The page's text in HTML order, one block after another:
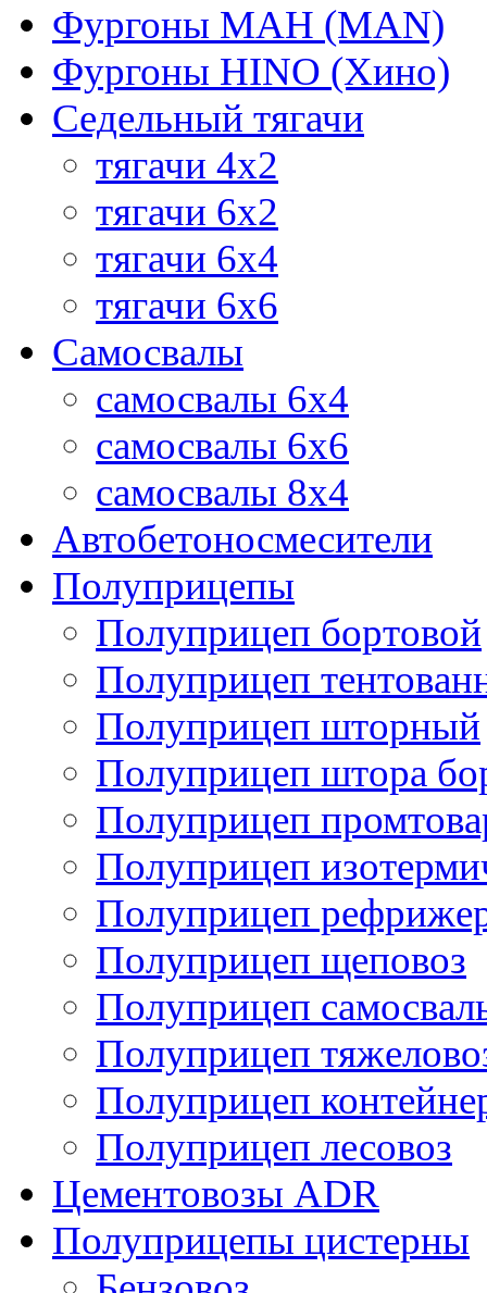
Фургоны МАН (MAN)
Фургоны HINO (Хино)
Седельный тягачи
тягачи 4х2
тягачи 6х2
тягачи 6х4
тягачи 6х6
Самосвалы
самосвалы 6x4
самосвалы 6x6
самосвалы 8x4
Автобетоносмесители
Полуприцепы
Полуприцеп бортовой
Полуприцеп
Полуприцеп шторный
Полуприцеп штора
Полуприцеп
Полуприцеп
Полуприцеп
Полуприцеп щеповоз
Полуприцеп
Полуприцеп
Полуприцеп
Полуприцеп лесовоз
Цементовозы ADR
Полуприцепы цистерны